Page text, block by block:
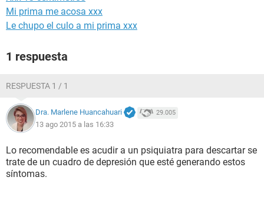
Mi prima me acosa xxx
Le chupo el culo a mi prima xxx
1 respuesta
RESPUESTA 1 / 1
Dra. Marlene Huancahuari 29.005
13 ago 2015 a las 16:33
Lo recomendable es acudir a un psiquiatra para descartar se
trate de un cuadro de depresión que esté generando estos
síntomas.